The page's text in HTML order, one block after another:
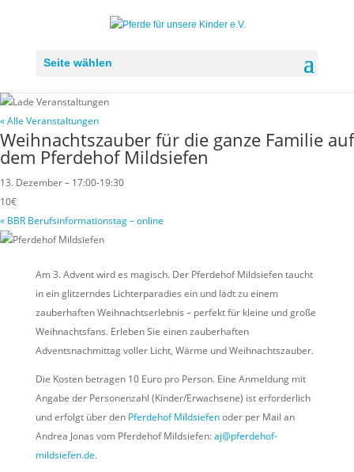
Seite wählen
« Alle Veranstaltungen
Weihnachtszauber für die ganze Familie auf
dem Pferdehof Mildsiefen
13. Dezember – 17:00-19:30
10€
« BBR Berufsinformationstag – online
Am 3. Advent wird es magisch. Der Pferdehof Mildsiefen taucht
in ein glitzerndes Lichterparadies ein und lädt zu einem
zauberhaften Weihnachtserlebnis – perfekt für kleine und große
Weihnachtsfans. Erleben Sie einen zauberhaften
Adventsnachmittag voller Licht, Wärme und Weihnachtszauber.
Die Kosten betragen 10 Euro pro Person. Eine Anmeldung mit
Angabe der Personenzahl (Kinder/Erwachsene) ist erforderlich
und erfolgt über den Pferdehof Mildsiefenoder per Mail an
Andrea Jonas vom Pferdehof Mildsiefen:aj@pferdehof-
mildsiefen.de.